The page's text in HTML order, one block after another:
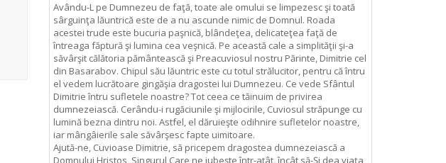
Avându-L pe Dumnezeu de faţă, toate ale omului se limpezesc şi toată
sârguinţa lăuntrică este de a nu ascunde nimic de Domnul. Roada
acestei trude este bucuria paşnică, blândeţea, delicateţea faţă de
întreaga făptură şi lumina cea veşnică. Pe această cale a simplităţii şi-a
săvârşit călătoria pământească şi Preacuviosul nostru Părinte, Dimitrie cel
din Basarabov. Chipul său lăuntric este cu totul strălucitor, pentru că întru
el vedem lucrătoare gingăşia dragostei lui Dumnezeu. Ce vede Sfântul
Dimitrie întru sufletele noastre? Tot ceea ce tăinuim de privirea
dumnezeiască. Cerându-i rugăciunile şi mijlocirile, Cuviosul străpunge cu
lumină bezna dintru noi. Astfel, el dăruieşte odihnire sufletelor noastre,
iar mângâierile sale săvârşesc fapte uimitoare.
Ajută-ne, Cuvioase Dimitrie, să pricepem dragostea dumnezeiască a
Domnului Hristos, Singurul Care ne iubește într-atât, încât să-Și dea viața